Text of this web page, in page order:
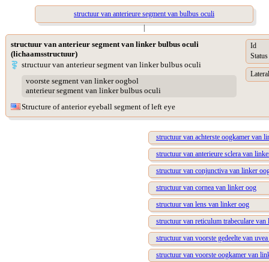
structuur van anterieure segment van bulbus oculi
|
structuur van anterieur segment van linker bulbus oculi
(lichaamsstructuur)
structuur van anterieur segment van linker bulbus oculi
voorste segment van linker oogbol
anterieur segment van linker bulbus oculi
Structure of anterior eyeball segment of left eye
Id
Status
structuur van achterste oogkamer van
structuur van anterieure sclera van
structuur van conjunctiva van linker
structuur van cornea van linker oog
structuur van lens van linker oog
structuur van reticulum trabeculare van
structuur van voorste gedeelte van
structuur van voorste oogkamer van